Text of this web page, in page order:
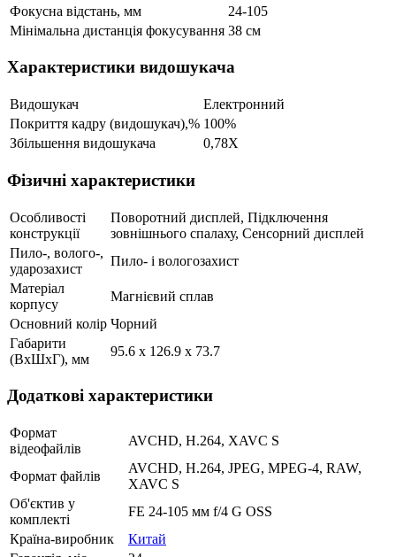
Фокусна відстань, мм
24-105
Мінімальна дистанція фокусування 38 см
Характеристики видошукача
Видошукач
Електронний
Покриття кадру (видошукач),% 100%
Збільшення видошукача
0,78X
Фізичні характеристики
Особливості
конструкції
Поворотний дисплей, Підключення
зовнішнього спалаху, Сенсорний дисплей
Пило-, волого-,
ударозахист
Пило- і вологозахист
Матеріал
корпусу
Магнієвий сплав
Основний колір Чорний
Габарити
(ВхШхГ), мм
95.6 x 126.9 x 73.7
Додаткові характеристики
Формат
відеофайлів
AVCHD, H.264, XAVC S
Формат файлів
AVCHD, H.264, JPEG, MPEG-4, RAW,
XAVC S
Об'єктив у
комплекті
FE 24-105 мм f/4 G OSS
Країна-виробник
Китай